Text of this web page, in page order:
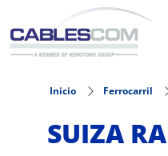
Pasar al contenido principal
Inicio Ferrocarril
SUIZA